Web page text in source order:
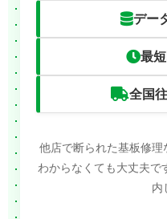
デー
最
全国
他店で断られた基板修
わからなくても大丈夫で
内